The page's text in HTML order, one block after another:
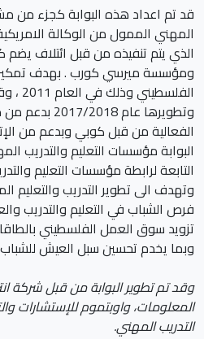
قد تم اعداد هذه البوابة كجزء من
الذي يتم تنفيذه من قبل ائتلاف
ومؤسسة ميرسي كورب . بهدف تمكين
وتطويرها عام
الفعالية من قبل كوبي وبدعم من
البوابة مؤسسات التعليم والتدريب
التابعة لرابطة مؤسسات التعليم
وتهدف الى تطوير التدريب والتعليم
فرص الشباب في التعليم والتدريب
تزويد سوق العمل الفلسطيني
وبما يخدم تحسين سبل العيش
وقد تم تطوير البوابة من قبل شركة
المعلومات، واوبتموم للإستشارات
التدريب المهني.